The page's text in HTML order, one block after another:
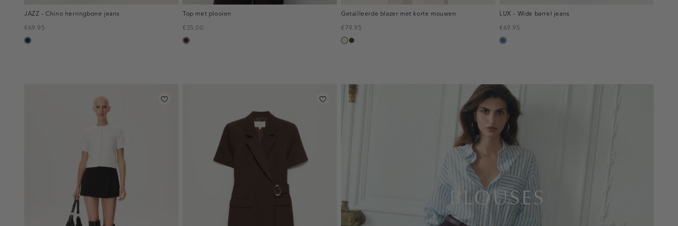
JAZZ - Chino herringbone jeans
€69.95
blauw,
Top met plooien
€35.00
pruim,
Getailleerde blazer met korte mouwen
€79.95
ecrutoffee
LUX - Wide barrel jeans
€69.95
blauw,
inline-
banner:top
BLOUSES